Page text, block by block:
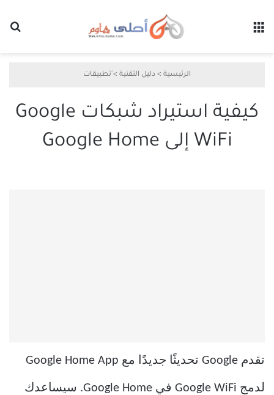
الرئيسية > دليل التقنية > َتطبيقات
كيفية استيراد شبكات Google
WiFi إلى Google Home
تقدم Google تحديثًا جديدًا مع Google Home App
لدمج Google WiFi في Google Home. سيساعدك